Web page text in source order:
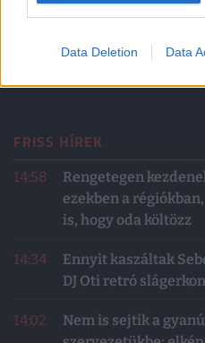
Data Deletion Data
Órákon
FRISS HÍREK
14:58
Rengetegen
ezekben a
is, hogy oda költözz
14:34
Ennyit kaszáltak
DJ Oti retró
14:02
Nem is sejtik a